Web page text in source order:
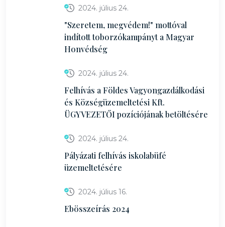
2024. július 24.
"Szeretem, megvédem!" mottóval
indított toborzókampányt a Magyar
Honvédség
2024. július 24.
Felhívás a Földes Vagyongazdálkodási
és Községüzemeltetési Kft.
ÜGYVEZETŐI pozíciójának betöltésére
2024. július 24.
Pályázati felhívás iskolabüfé
üzemeltetésére
2024. július 16.
Ebösszeírás 2024